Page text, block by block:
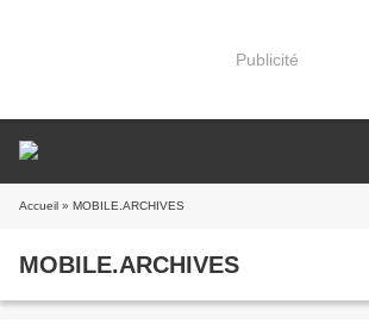
Publicité
Accueil » MOBILE.ARCHIVES
MOBILE.ARCHIVES